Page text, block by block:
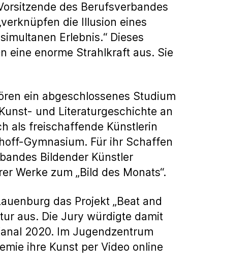
des Berufsverbandes
die Illusion eines
Erlebnis.“ Dieses
eine enorme Strahlkraft aus. Sie
ein abgeschlossenes Studium
und Literaturgeschichte an
als freischaffende Künstlerin
Gymnasium. Für ihr Schaffen
Bildender Künstler
Werke zum „Bild des Monats“.
das Projekt „Beat and
aus. Die Jury würdigte damit
2020. Im Jugendzentrum
ihre Kunst per Video online